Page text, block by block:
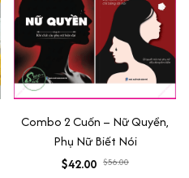
Combo 2 Cuốn – Nữ Quyền,
Phụ Nữ Biết Nói
$42.00 $56.00